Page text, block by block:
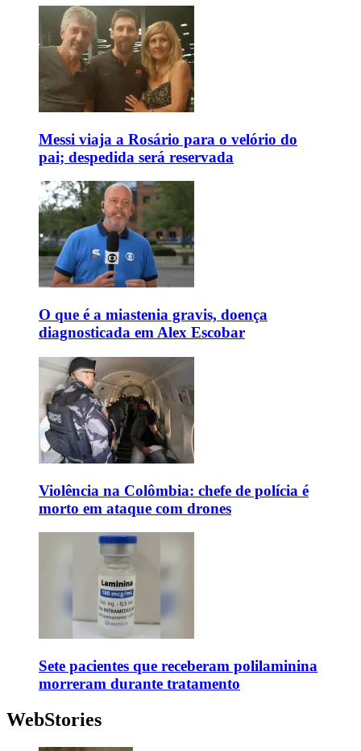
Messi viaja a Rosário para o velório do
pai; despedida será reservada
O que é a miastenia gravis, doença
diagnosticada em Alex Escobar
Violência na Colômbia: chefe de polícia é
morto em ataque com drones
Sete pacientes que receberam polilaminina
morreram durante tratamento
WebStories